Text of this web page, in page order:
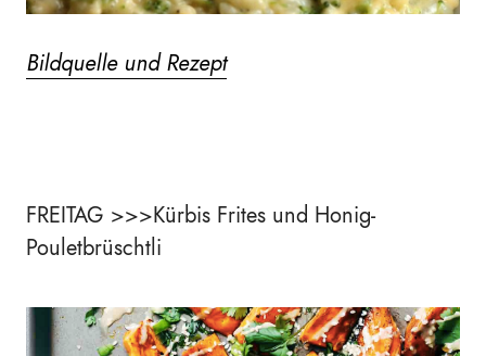
Bildquelle und Rezept
FREITAG >>>Kürbis Frites und Honig-
Pouletbrüschtli